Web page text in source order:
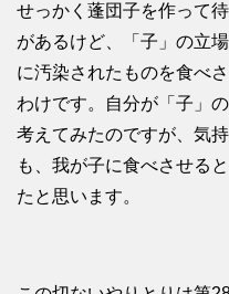
せっかく蓬団子を作って
があるけど、「子」の立
に汚染されたものを食べ
わけです。自分が「子」
考えてみたのですが、気
も、我が子に食べさせる
たと思います。